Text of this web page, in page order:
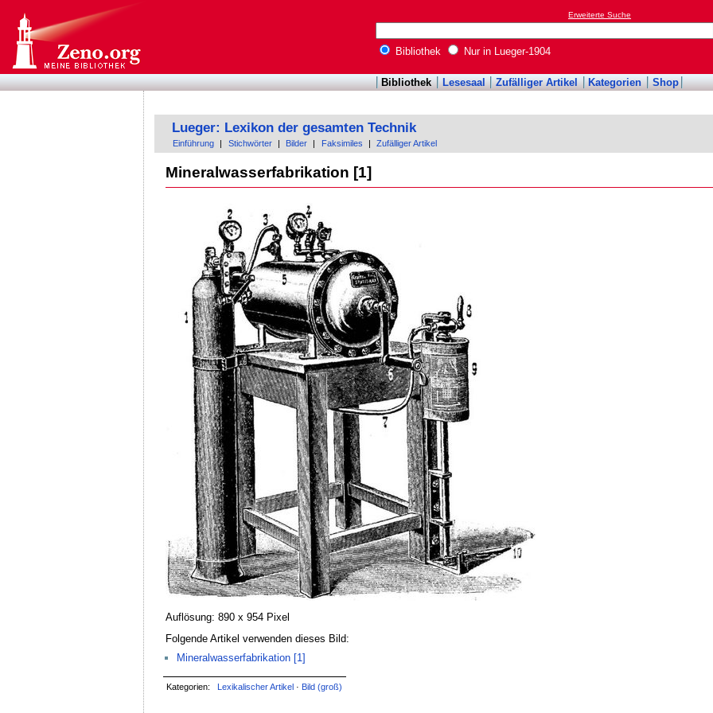
Erweiterte Suche
Bibliothek Nur in Lueger-1904
Bibliothek Lesesaal Zufälliger Artikel Kategorien Shop
Lueger: Lexikon der gesamten Technik
Einführung Stichwörter Bilder Faksimiles Zufälliger Artikel
Mineralwasserfabrikation [1]
Auflösung: 890 x 954 Pixel
Folgende Artikel verwenden dieses Bild:
Mineralwasserfabrikation [1]
Kategorien: Lexikalischer Artikel · Bild (groß)